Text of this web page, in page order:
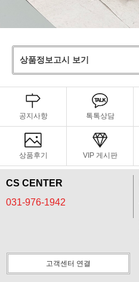
상품정보고시 보기
공지사항 톡톡상담
상품후기 VIP 게시판
CS CENTER
031-976-1942
고객센터 연결